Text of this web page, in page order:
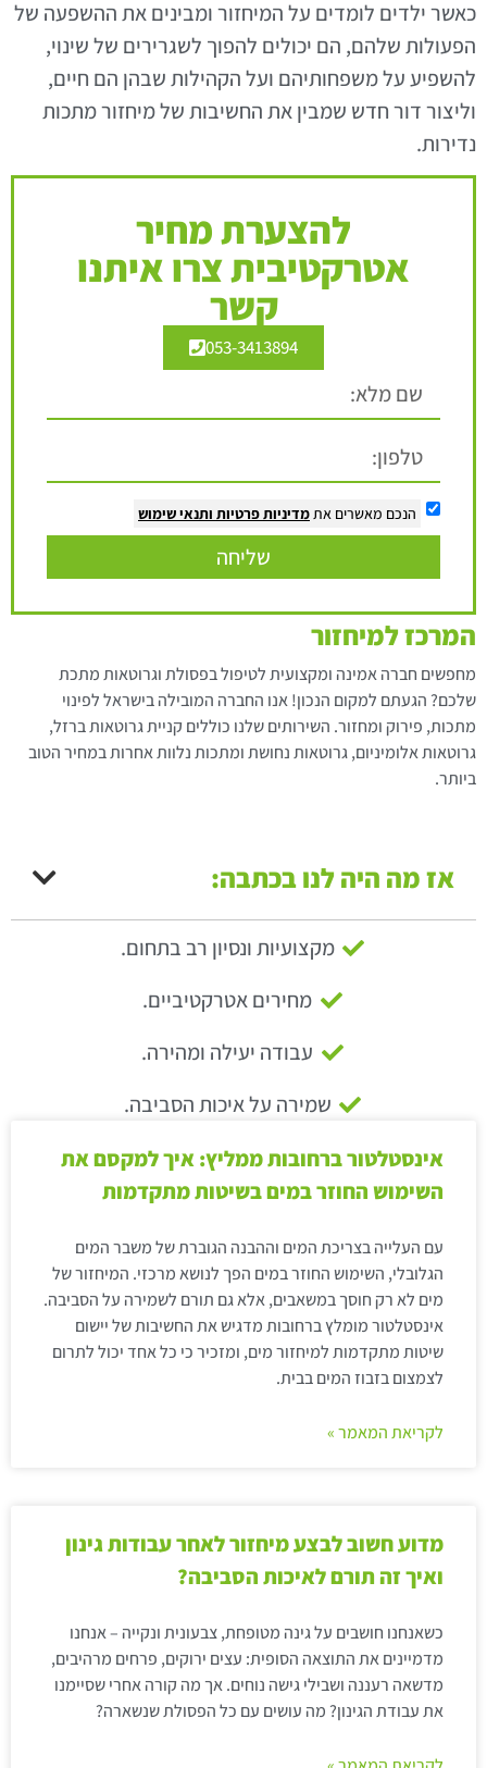
כאשר ילדים לומדים על המיחזור ומבינים את ההשפעה של
הפעולות שלהם, הם יכולים להפוך לשגרירים של שינוי,
להשפיע על משפחותיהם ועל הקהילות שבהן הם חיים,
וליצור דור חדש שמבין את החשיבות של מיחזור מתכות
נדירות.
להצערת מחיר
אטרקטיבית צרו איתנו
קשר
053-3413894
הנכם מאשרים אתמדיניות פרטיות ותנאי שימוש
שליחה
המרכז למיחזור
מחפשים חברה אמינה ומקצועית לטיפול בפסולת וגרוטאות מתכת
שלכם? הגעתם למקום הנכון! אנו החברה המובילה בישראל לפינוי
מתכות, פירוק ומחזור. השירותים שלנו כוללים קניית גרוטאות ברזל,
גרוטאות אלומיניום, גרוטאות נחושת ומתכות נלוות אחרות במחיר הטוב
ביותר.
אז מה היה לנו בכתבה:
מקצועיות ונסיון רב בתחום.
מחירים אטרקטיביים.
עבודה יעילה ומהירה.
שמירה על איכות הסביבה.
אינסטלטור ברחובות ממליץ: איך למקסם את
השימוש החוזר במים בשיטות מתקדמות
עם העלייה בצריכת המים וההבנה הגוברת של משבר המים
הגלובלי, השימוש החוזר במים הפך לנושא מרכזי. המיחזור של
מים לא רק חוסך במשאבים, אלא גם תורם לשמירה על הסביבה.
אינסטלטור מומלץ ברחובות מדגיש את החשיבות של יישום
שיטות מתקדמות למיחזור מים, ומזכיר כי כל אחד יכול לתרום
לצמצום בזבוז המים בבית.
לקריאת המאמר »
מדוע חשוב לבצע מיחזור לאחר עבודות גינון
ואיך זה תורם לאיכות הסביבה?
כשאנחנו חושבים על גינה מטופחת, צבעונית ונקייה – אנחנו
מדמיינים את התוצאה הסופית: עצים ירוקים, פרחים מרהיבים,
מדשאה רעננה ושבילי גישה נוחים. אך מה קורה אחרי שסיימנו
את עבודת הגינון? מה עושים עם כל הפסולת שנשארה?